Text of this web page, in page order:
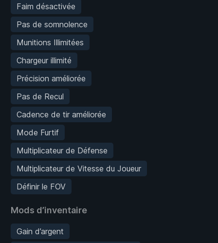
Faim désactivée
Pas de somnolence
Munitions Illimitées
Chargeur illimité
Précision améliorée
Pas de Recul
Cadence de tir améliorée
Mode Furtif
Multiplicateur de Défense
Multiplicateur de Vitesse du Joueur
Définir le FOV
Mods d’inventaire
Gain d’argent